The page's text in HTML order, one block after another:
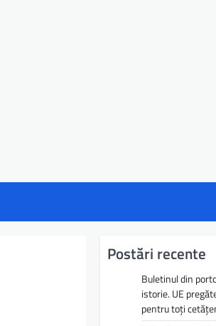
Postări recente
Buletinul din
istorie. UE
pentru toți